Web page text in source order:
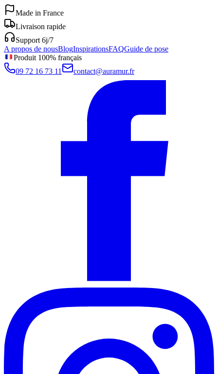
Made in France
Livraison rapide
Support 6j/7
A propos de nousBlogInspirationsFAQGuide de pose
Produit 100% français
09 72 16 73 11
contact@auramur.fr